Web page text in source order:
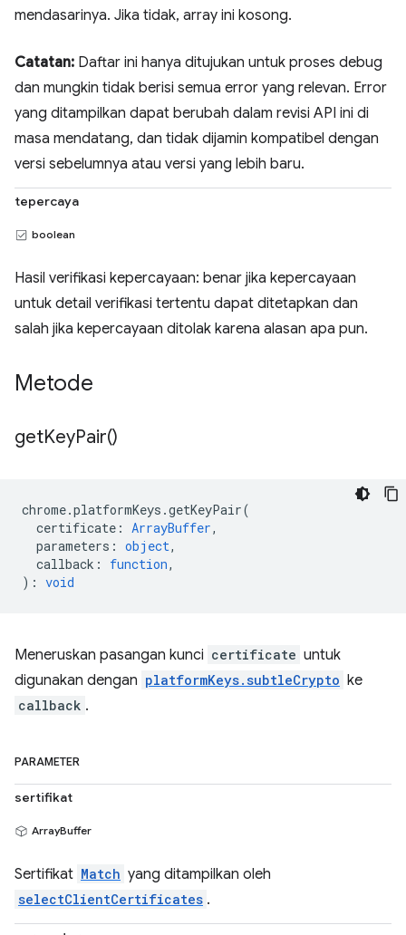
mendasarinya. Jika tidak, array ini kosong.
Catatan: Daftar ini hanya ditujukan untuk proses debug
dan mungkin tidak berisi semua error yang relevan. Error
yang ditampilkan dapat berubah dalam revisi API ini di
masa mendatang, dan tidak dijamin kompatibel dengan
versi sebelumnya atau versi yang lebih baru.
tepercaya
boolean
Hasil verifikasi kepercayaan: benar jika kepercayaan
untuk detail verifikasi tertentu dapat ditetapkan dan
salah jika kepercayaan ditolak karena alasan apa pun.
Metode
getKeyPair()
chrome.platformKeys .getKeyPair(
certificate : ArrayBuffer,
parameters : object,
callback : function,
) : void
Meneruskan pasangan kunci certificate untuk
digunakan dengan platformKeys.subtleCrypto ke
callback .
PARAMETER
sertifikat
ArrayBuffer
Sertifikat Match yang ditampilkan oleh
selectClientCertificates .